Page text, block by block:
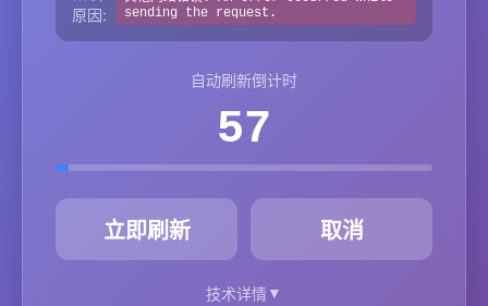
原因:
sending the request.
自动刷新倒计时
57
立即刷新 取消
技术详情▼